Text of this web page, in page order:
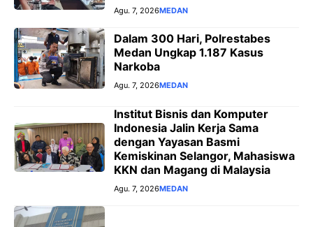
Agu. 7, 2026MEDAN
Dalam 300 Hari, Polrestabes
Medan Ungkap 1.187 Kasus
Narkoba
Agu. 7, 2026MEDAN
Institut Bisnis dan Komputer
Indonesia Jalin Kerja Sama
dengan Yayasan Basmi
Kemiskinan Selangor, Mahasiswa
KKN dan Magang di Malaysia
Agu. 7, 2026MEDAN